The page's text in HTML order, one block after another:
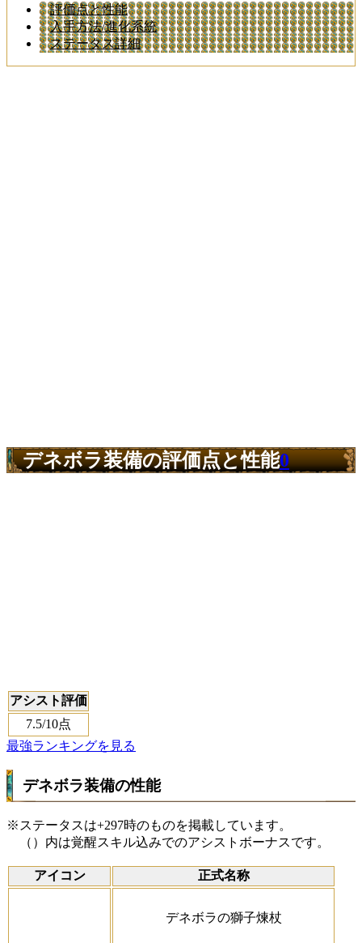
評価点と性能
入手方法/進化系統
ステータス詳細
デネボラ装備の評価点と性能0
アシスト評価
7.5/10点
最強ランキングを見る
デネボラ装備の性能
※ステータスは+297時のものを掲載しています。
（）内は覚醒スキル込みでのアシストボーナスです。
アイコン 正式名称
デネボラの獅子煉杖